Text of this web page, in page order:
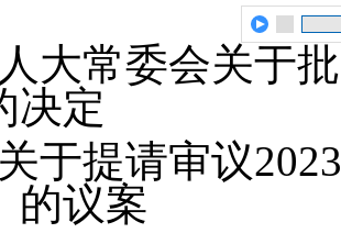
大常委会关于
决定
于提请审议
的议案